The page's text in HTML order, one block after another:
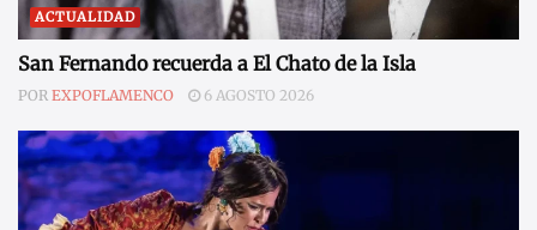
ACTUALIDAD
San Fernando recuerda a El Chato de la Isla
POR EXPOFLAMENCO 6 AGOSTO 2026